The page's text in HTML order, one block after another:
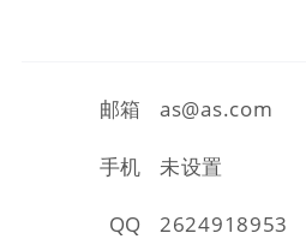
邮箱 as@as.com
手机 未设置
QQ 2624918953